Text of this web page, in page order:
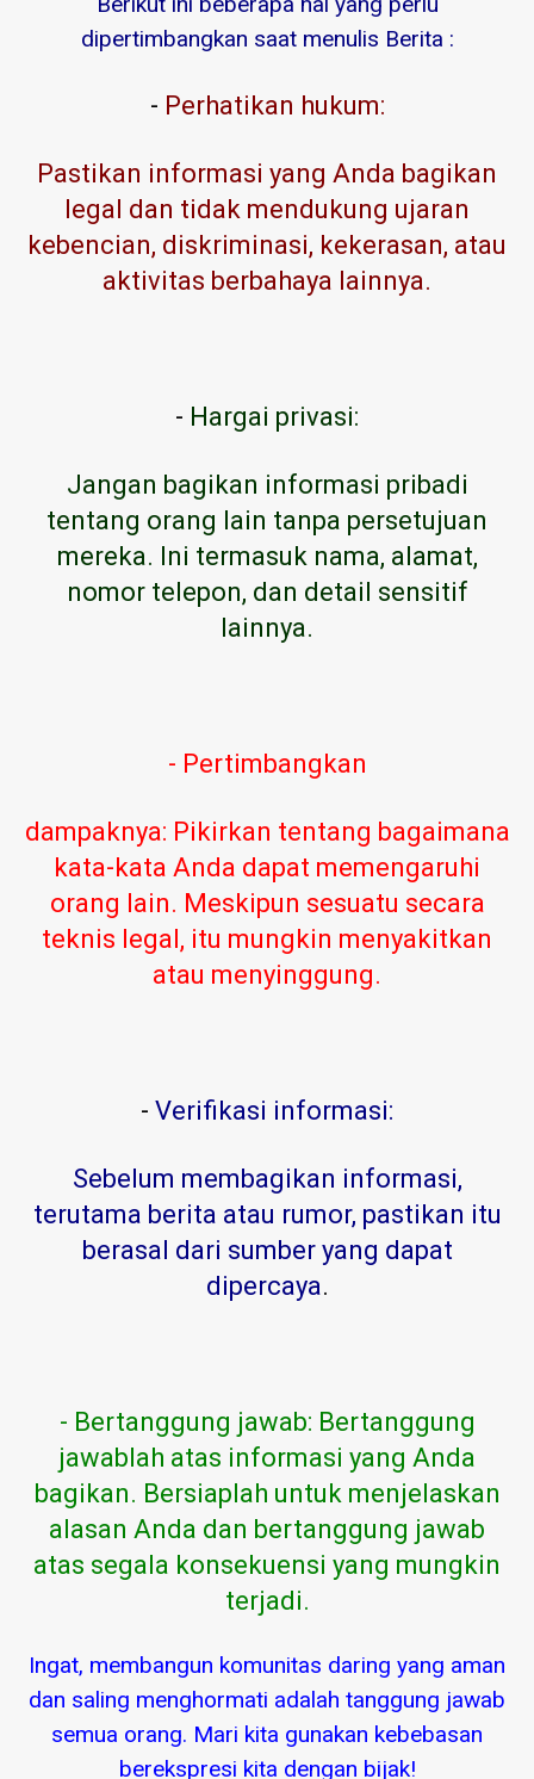
dipertimbangkan saat menulis Berita :
- Perhatikan hukum:
Pastikan informasi yang Anda bagikan
legal dan tidak mendukung ujaran
kebencian, diskriminasi, kekerasan, atau
aktivitas berbahaya lainnya.
- Hargai privasi:
Jangan bagikan informasi pribadi
tentang orang lain tanpa persetujuan
mereka. Ini termasuk nama, alamat,
nomor telepon, dan detail sensitif
lainnya.
- Pertimbangkan
dampaknya: Pikirkan tentang bagaimana
kata-kata Anda dapat memengaruhi
orang lain. Meskipun sesuatu secara
teknis legal, itu mungkin menyakitkan
atau menyinggung.
- Verifikasi informasi:
Sebelum membagikan informasi,
terutama berita atau rumor, pastikan itu
berasal dari sumber yang dapat
dipercaya.
- Bertanggung jawab: Bertanggung
jawablah atas informasi yang Anda
bagikan. Bersiaplah untuk menjelaskan
alasan Anda dan bertanggung jawab
atas segala konsekuensi yang mungkin
terjadi.
Ingat, membangun komunitas daring yang aman
dan saling menghormati adalah tanggung jawab
semua orang. Mari kita gunakan kebebasan
berekspresi kita dengan bijak!